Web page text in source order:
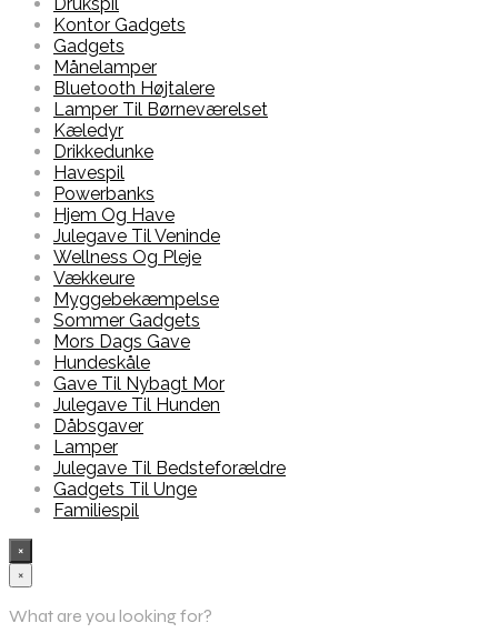
Kontor Gadgets
Gadgets
Månelamper
Bluetooth Højtalere
Lamper Til Børneværelset
Kæledyr
Drikkedunke
Havespil
Powerbanks
Hjem Og Have
Julegave Til Veninde
Wellness Og Pleje
Vækkeure
Myggebekæmpelse
Sommer Gadgets
Mors Dags Gave
Hundeskåle
Gave Til Nybagt Mor
Julegave Til Hunden
Dåbsgaver
Lamper
Julegave Til Bedsteforældre
Gadgets Til Unge
Familiespil
×
×
What are you looking for?